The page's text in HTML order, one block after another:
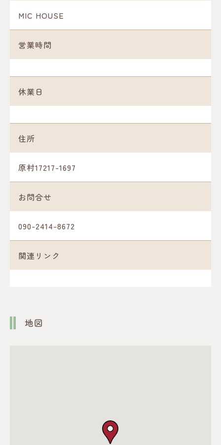
MIC HOUSE
営業時間
休業日
住所
原村17217-1697
お問合せ
090-2414-8672
関連リンク
地図